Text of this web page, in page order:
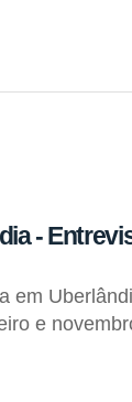
-
em
e